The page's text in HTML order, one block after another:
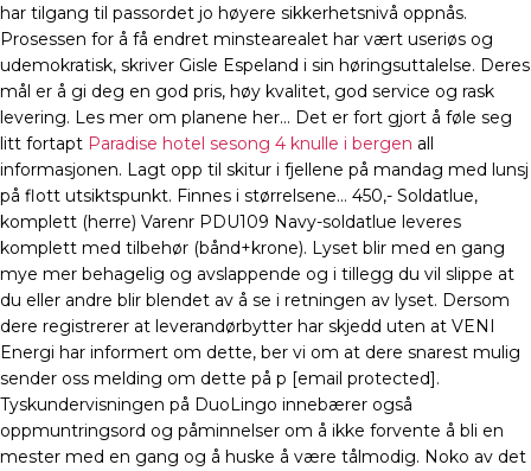
har tilgang til passordet jo høyere sikkerhetsnivå oppnås.
Prosessen for å få endret minstearealet har vært useriøs og
udemokratisk, skriver Gisle Espeland i sin høringsuttalelse. Deres
mål er å gi deg en god pris, høy kvalitet, god service og rask
levering. Les mer om planene her… Det er fort gjort å føle seg
litt fortapt Paradise hotel sesong 4 knulle i bergen all
informasjonen. Lagt opp til skitur i fjellene på mandag med lunsj
på flott utsiktspunkt. Finnes i størrelsene… 450,- Soldatlue,
komplett (herre) Varenr PDU109 Navy-soldatlue leveres
komplett med tilbehør (bånd+krone). Lyset blir med en gang
mye mer behagelig og avslappende og i tillegg du vil slippe at
du eller andre blir blendet av å se i retningen av lyset. Dersom
dere registrerer at leverandørbytter har skjedd uten at VENI
Energi har informert om dette, ber vi om at dere snarest mulig
sender oss melding om dette på p [email protected].
Tyskundervisningen på DuoLingo innebærer også
oppmuntringsord og påminnelser om å ikke forvente å bli en
mester med en gang og å huske å være tålmodig. Noko av det